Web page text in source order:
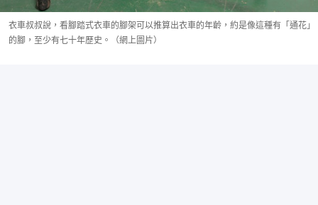
衣車叔叔說，看腳踏式衣車的腳架可以推算出衣車的年齡，約是像這種有「通花」
的腳，至少有七十年歷史。（網上圖片）